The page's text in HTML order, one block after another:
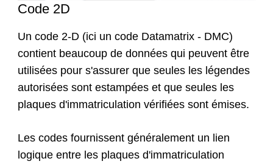
Code 2D
Un code 2-D (ici un code Datamatrix - DMC)
contient beaucoup de données qui peuvent être
utilisées pour s'assurer que seules les légendes
autorisées sont estampées et que seules les
plaques d'immatriculation vérifiées sont émises.
Les codes fournissent généralement un lien
logique entre les plaques d'immatriculation